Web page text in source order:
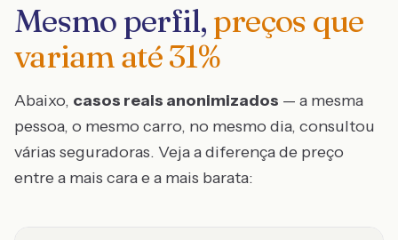
Mesmo perfil, preços que
variam até31%
Abaixo, casos reais anonimizados — a mesma
pessoa, o mesmo carro, no mesmo dia, consultou
várias seguradoras. Veja a diferença de preço
entre a mais cara e a mais barata: